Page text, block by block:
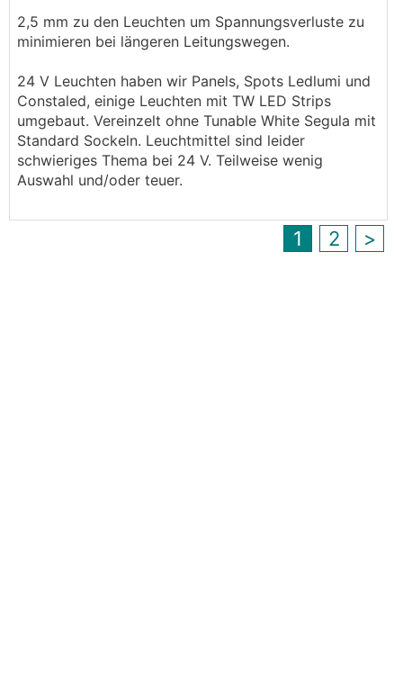
2,5 mm zu den Leuchten um Spannungsverluste zu
minimieren bei längeren Leitungswegen.
24 V Leuchten haben wir Panels, Spots Ledlumi und
Constaled, einige Leuchten mit TW LED Strips
umgebaut. Vereinzelt ohne Tunable White Segula mit
Standard Sockeln. Leuchtmittel sind leider
schwieriges Thema bei 24 V. Teilweise wenig
Auswahl und/oder teuer.
1 2 >